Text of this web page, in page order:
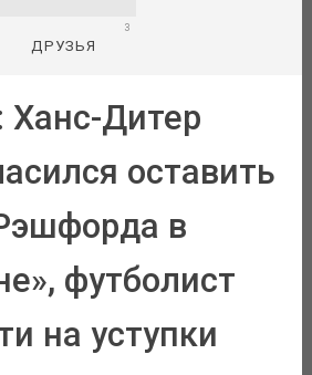
ДРУЗЬЯ
3
Ханс-Дитер
оставить
в
футболист
на уступки